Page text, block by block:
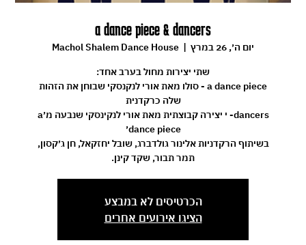
a dance piece & dancers
יום ה׳, 26 במרץ
  |
Machol Shalem Dance House
a dance piece - סולו מאת אורי לנקנסקי שבוחן את הזהות
dancers- י יצירה קבוצתית מאת אורי לנקינסקי שנבעה מ׳a
בשיתוף הרקדניות אלינור גולדברג, שובל יחזקאל, חן ג׳קסון,
תמר תבור, שקד קינן.
הכרטיסים לא במבצע
הציגו אירועים אחרים